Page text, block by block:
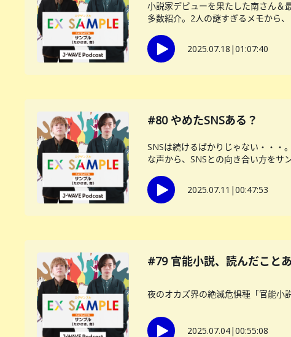
小説家デビューを果たした南さん＆
多数紹介。2人の謎すぎるメモから、
2025.07.18 |01:07:40
#80 やめたSNSある？
SNSは続けるばかりじゃない・・・
な声から、SNSとの向き合い方をサ
2025.07.11 |00:47:53
#79 官能小説、読んだこと
夜のオカズ界の絶滅危惧種「官能小
2025.07.04|00:55:08